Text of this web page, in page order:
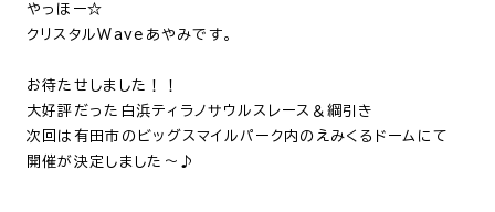
やっほー☆
クリスタルWaveあやみです。
お待たせしました！！
大好評だった白浜ティラノサウルスレース＆綱引き
次回は有田市のビッグスマイルパーク内のえみくるドームにて
開催が決定しました～♪